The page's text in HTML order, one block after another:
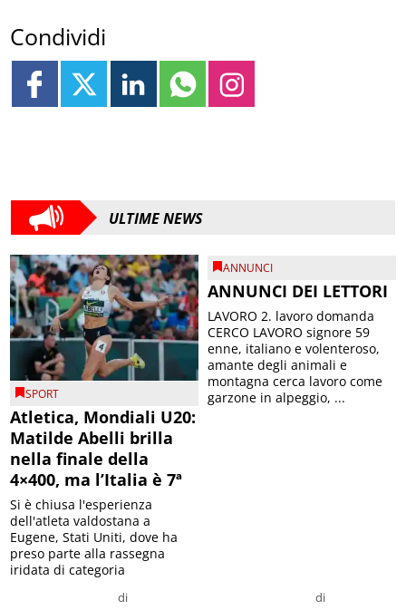
Condividi
ULTIME NEWS
SPORT
Atletica, Mondiali U20:
Matilde Abelli brilla
nella finale della
4×400, ma l’Italia è 7ª
di
Si è chiusa l'esperienza
dell'atleta valdostana a
Eugene, Stati Uniti, dove ha
preso parte alla rassegna
iridata di categoria
ANNUNCI
ANNUNCI DEI LETTORI
di
LAVORO 2. lavoro domanda
CERCO LAVORO signore 59
enne, italiano e volenteroso,
amante degli animali e
montagna cerca lavoro come
garzone in alpeggio, ...